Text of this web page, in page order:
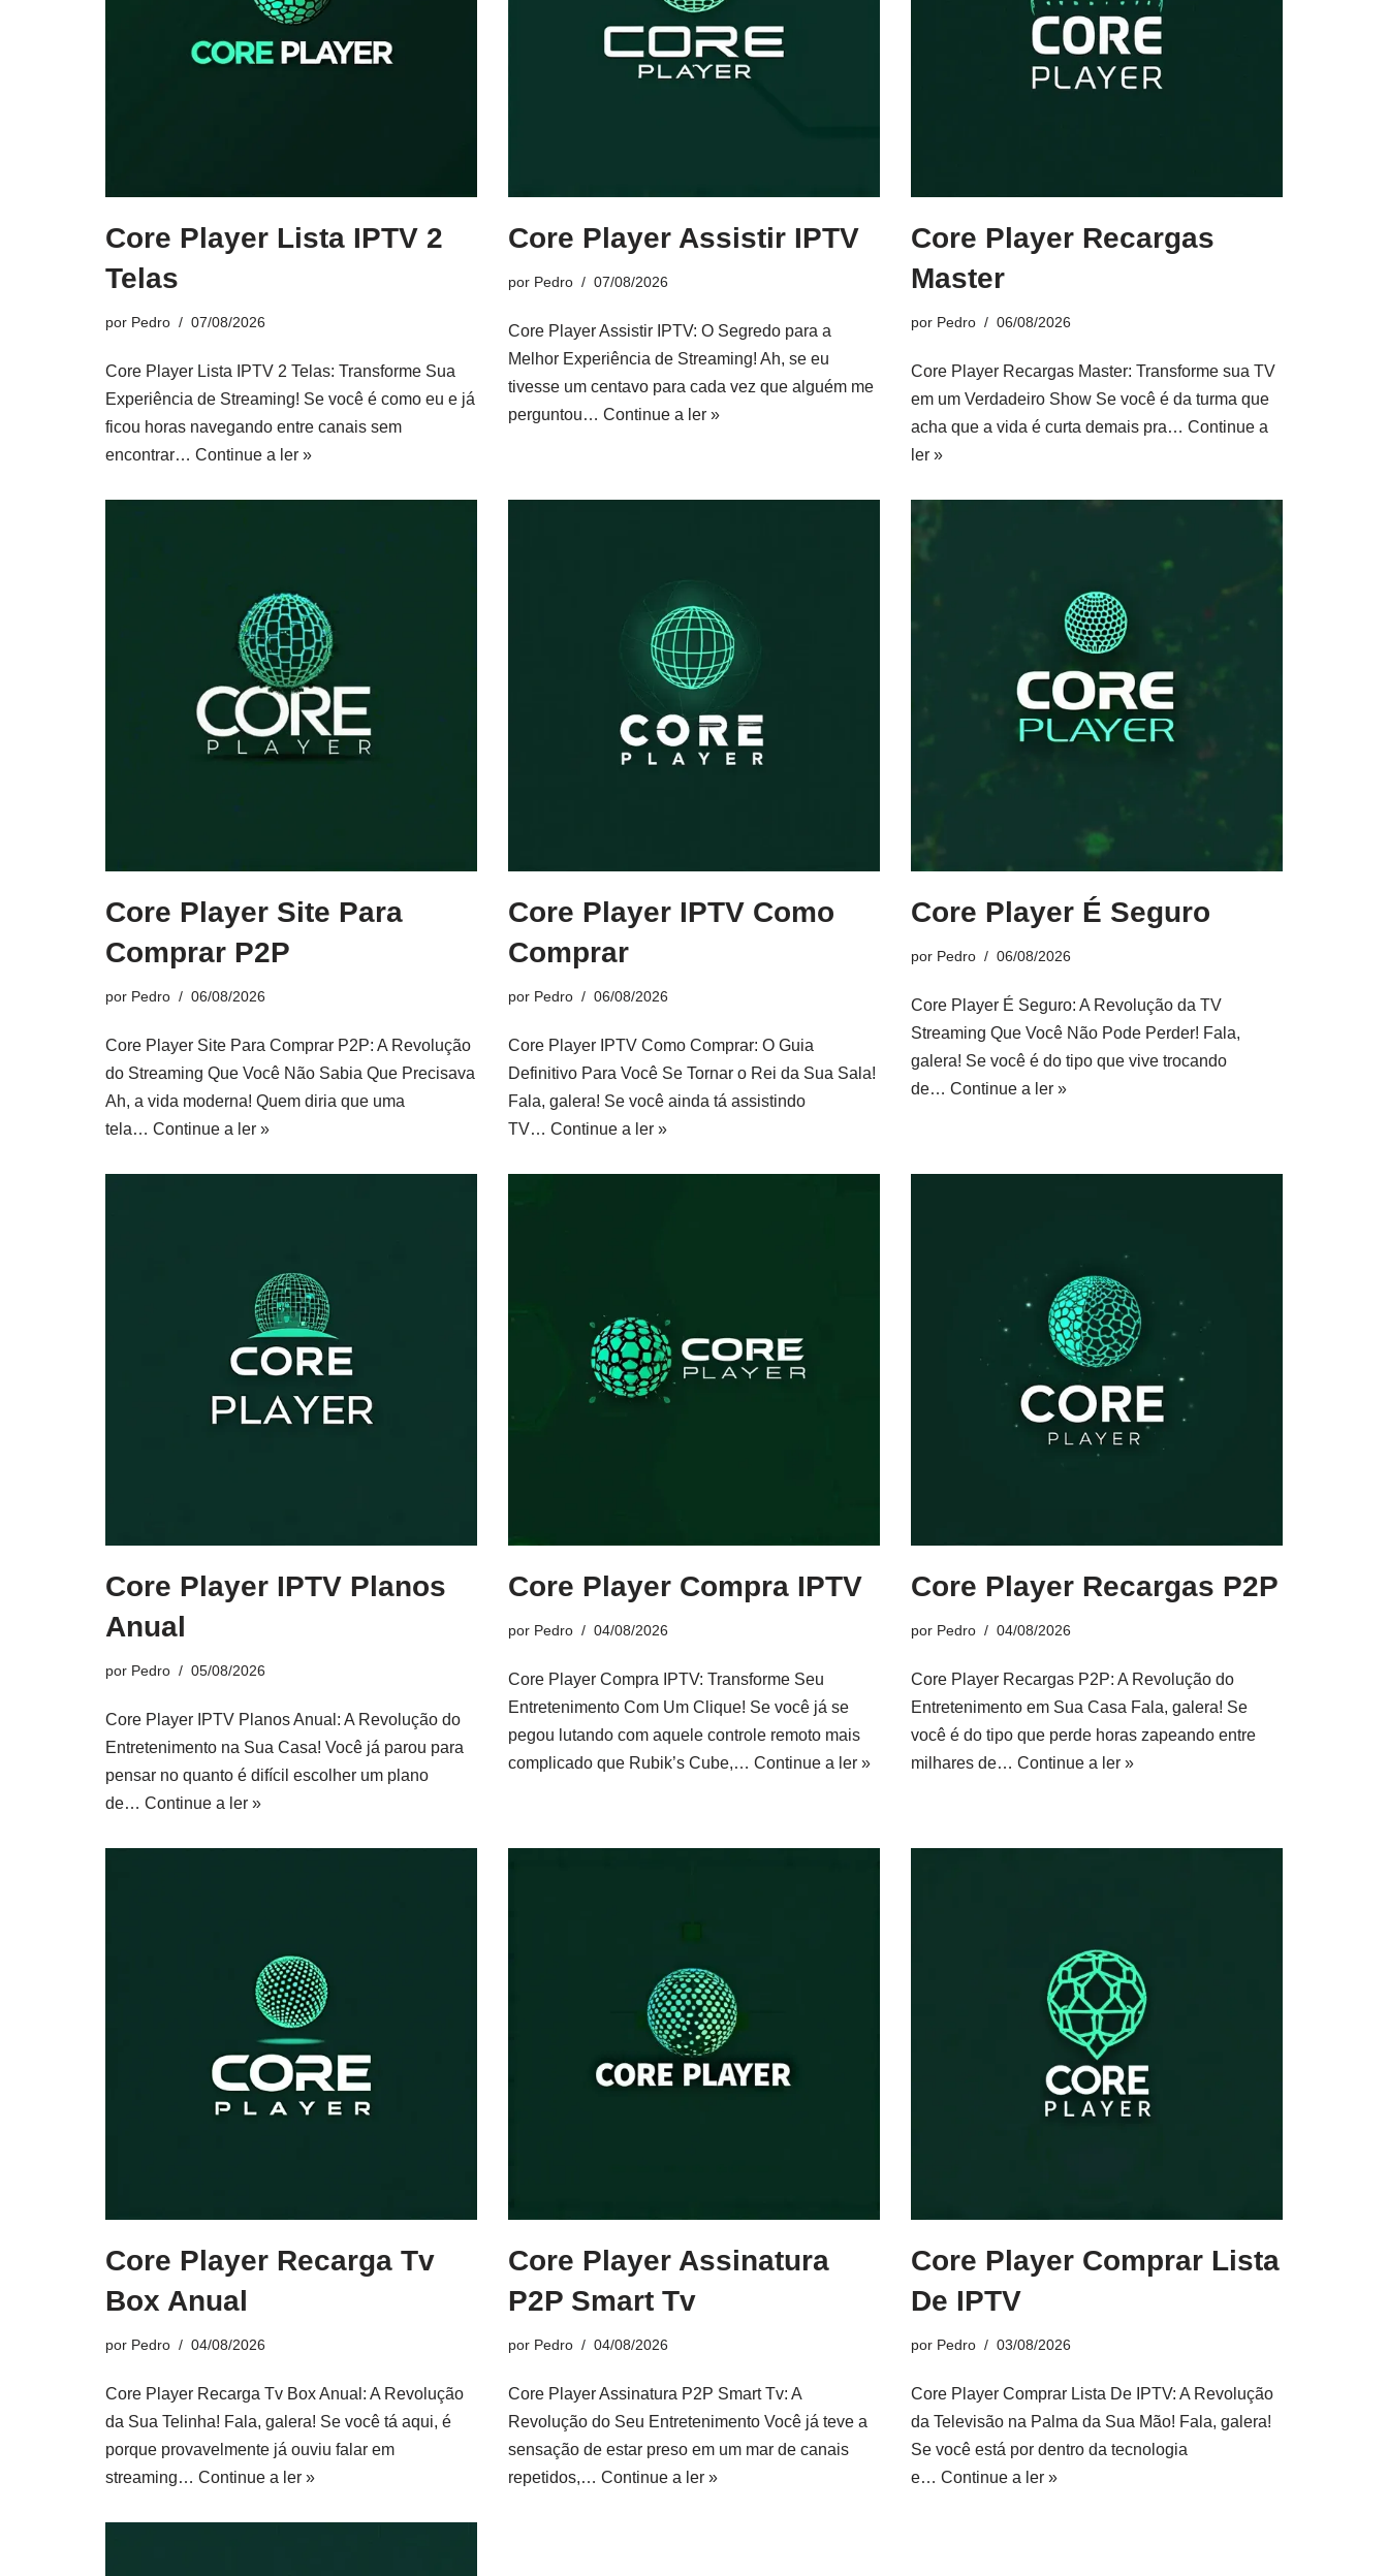
Core Player Lista IPTV 2
Telas
por Pedro 07/08/2026
Core Player Lista IPTV 2 Telas: Transforme Sua
Experiência de Streaming! Se você é como eu e já
ficou horas navegando entre canais sem
encontrar… Continue a ler »
Core Player Assistir IPTV
por Pedro 07/08/2026
Core Player Assistir IPTV: O Segredo para a
Melhor Experiência de Streaming! Ah, se eu
tivesse um centavo para cada vez que alguém me
perguntou… Continue a ler »
Core Player Recargas
Master
por Pedro 06/08/2026
Core Player Recargas Master: Transforme sua TV
em um Verdadeiro Show Se você é da turma que
acha que a vida é curta demais pra… Continue a
ler »
Core Player Site Para
Comprar P2P
por Pedro 06/08/2026
Core Player Site Para Comprar P2P: A Revolução
do Streaming Que Você Não Sabia Que Precisava
Ah, a vida moderna! Quem diria que uma
tela… Continue a ler »
Core Player IPTV Como
Comprar
por Pedro 06/08/2026
Core Player IPTV Como Comprar: O Guia
Definitivo Para Você Se Tornar o Rei da Sua Sala!
Fala, galera! Se você ainda tá assistindo
TV… Continue a ler »
Core Player É Seguro
por Pedro 06/08/2026
Core Player É Seguro: A Revolução da TV
Streaming Que Você Não Pode Perder! Fala,
galera! Se você é do tipo que vive trocando
de… Continue a ler »
Core Player IPTV Planos
Anual
por Pedro 05/08/2026
Core Player IPTV Planos Anual: A Revolução do
Entretenimento na Sua Casa! Você já parou para
pensar no quanto é difícil escolher um plano
de… Continue a ler »
Core Player Compra IPTV
por Pedro 04/08/2026
Core Player Compra IPTV: Transforme Seu
Entretenimento Com Um Clique! Se você já se
pegou lutando com aquele controle remoto mais
complicado que Rubik’s Cube,… Continue a ler »
Core Player Recargas P2P
por Pedro 04/08/2026
Core Player Recargas P2P: A Revolução do
Entretenimento em Sua Casa Fala, galera! Se
você é do tipo que perde horas zapeando entre
milhares de… Continue a ler »
Core Player Recarga Tv
Box Anual
por Pedro 04/08/2026
Core Player Recarga Tv Box Anual: A Revolução
da Sua Telinha! Fala, galera! Se você tá aqui, é
porque provavelmente já ouviu falar em
streaming… Continue a ler »
Core Player Assinatura
P2P Smart Tv
por Pedro 04/08/2026
Core Player Assinatura P2P Smart Tv: A
Revolução do Seu Entretenimento Você já teve a
sensação de estar preso em um mar de canais
repetidos,… Continue a ler »
Core Player Comprar Lista
De IPTV
por Pedro 03/08/2026
Core Player Comprar Lista De IPTV: A Revolução
da Televisão na Palma da Sua Mão! Fala, galera!
Se você está por dentro da tecnologia
e… Continue a ler »